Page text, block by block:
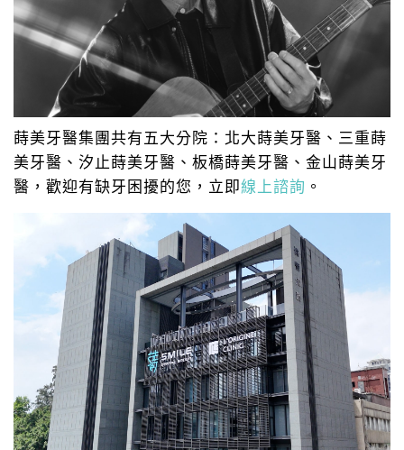
蒔美牙醫集團共有五大分院：北大蒔美牙醫、三重蒔
美牙醫、汐止蒔美牙醫、板橋蒔美牙醫、金山蒔美牙
醫，歡迎有缺牙困擾的您，立即線上諮詢 。